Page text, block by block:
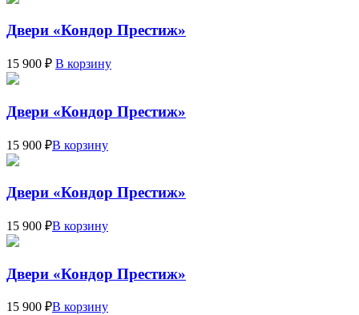
Двери «Кондор Престиж»
15 900 ₽ В корзину
Двери «Кондор Престиж»
15 900 ₽В корзину
Двери «Кондор Престиж»
15 900 ₽В корзину
Двери «Кондор Престиж»
15 900 ₽В корзину